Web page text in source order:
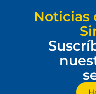
Noticias